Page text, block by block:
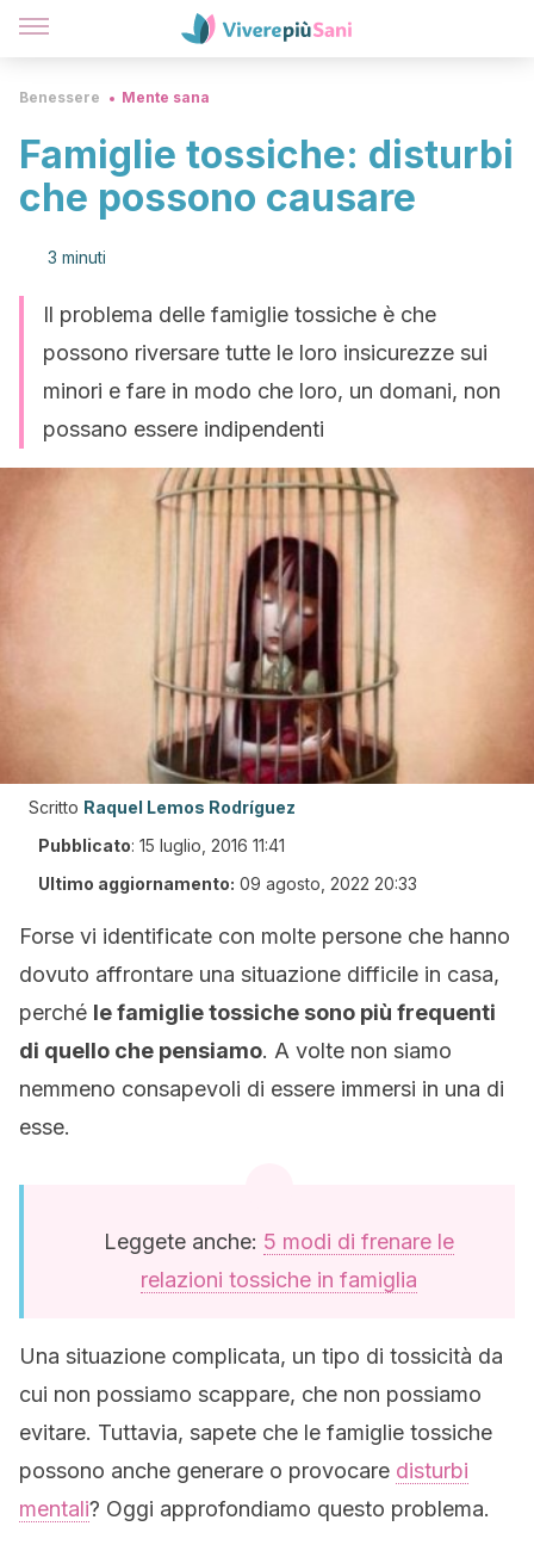
Benessere Mente sana
Famiglie tossiche: disturbi
che possono causare
3 minuti
Il problema delle famiglie tossiche è che
possono riversare tutte le loro insicurezze sui
minori e fare in modo che loro, un domani, non
possano essere indipendenti
Scritto Raquel Lemos Rodríguez
Pubblicato: 15 luglio, 2016 11:41
Ultimo aggiornamento: 09 agosto, 2022 20:33
Forse vi identificate con molte persone che hanno
dovuto affrontare una situazione difficile in casa,
perché le famiglie tossiche sono più frequenti
di quello che pensiamo. A volte non siamo
nemmeno consapevoli di essere immersi in una di
esse.
Leggete anche: 5 modi di frenare le
relazioni tossiche in famiglia
Una situazione complicata, un tipo di tossicità da
cui non possiamo scappare, che non possiamo
evitare. Tuttavia, sapete che le famiglie tossiche
possono anche generare o provocare disturbi
mentali? Oggi approfondiamo questo problema.